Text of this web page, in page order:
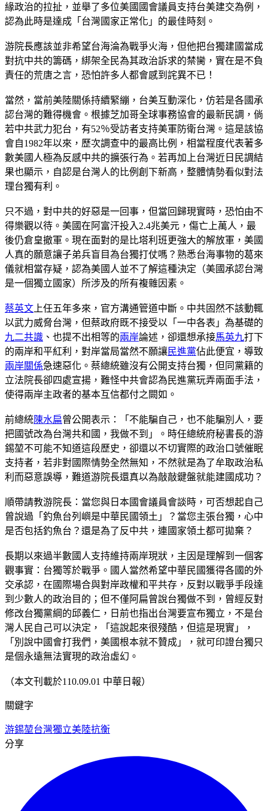
緣政治的拉扯，並舉了多位美國國會議員支持台美建交為例，
認為此時是達成「台灣國家正常化」的最佳時刻。
游院長應該並非希望台海淪為戰爭火海，但他把台獨建國當成
對抗中共的籌碼，綁架全民為其政治訴求的禁臠，實在是不負
責任的荒唐之言，恐怕許多人都會感到詫異不已！
當然，當前美陸關係持續緊繃，台美互動深化，仿若是各國承
認台灣的難得機會。根據芝加哥全球事務協會的最新民調，倘
若中共武力犯台，有52％受訪者支持美軍防衛台灣。這是該協
會自1982年以來，歷次調查中的最高比例，相當程度代表著多
數美國人極為反感中共的擴張行為。若再加上台灣近日民調結
果也顯示，自認是台灣人的比例創下新高，整體情勢看似對法
理台獨有利。
只不過，對中共的好惡是一回事，但當回歸現實時，恐怕由不
得樂觀以待。美國在阿富汗投入2.4兆美元，傷亡上萬人，最
後仍倉皇撤軍。現在面對的是比塔利班更強大的解放軍，美國
人真的願意讓子弟兵盲目為台獨打仗嗎？熟悉台海事物的葛來
儀就相當存疑，認為美國人並不了解這種決定（美國承認台灣
是一個獨立國家）所涉及的所有複雜因素。
蔡英文 上任五年多來，官方溝通管道中斷。中共固然不該動輒
以武力威脅台灣，但蔡政府既不接受以「一中各表」為基礎的
九二共識 、也提不出相等的兩岸論述，卻還想承接馬英九打下
的兩岸和平紅利，對岸當局當然不願讓民進黨佔此便宜，導致
兩岸關係急速惡化。蔡總統雖沒有公開支持台獨，但同黨籍的
立法院長卻四處宣揚，難怪中共會認為民進黨玩弄兩面手法，
使得兩岸主政者的基本互信都付之闕如。
前總統陳水扁曾公開表示：「不能騙自己，也不能騙別人，要
把國號改為台灣共和國，我做不到」。時任總統府秘書長的游
錫堃不可能不知道這段歷史，卻還以不切實際的政治口號催眠
支持者，若非對國際情勢全然無知，不然就是為了牟取政治私
利而惡意誤導，難道游院長還真以為敲敲鍵盤就能建國成功？
順帶請教游院長：當您與日本國會議員會談時，可否想起自己
曾說過「釣魚台列嶼是中華民國領土」？當您主張台獨，心中
是否包括釣魚台？還是為了反中共，連國家領土都可拋棄？
長期以來過半數國人支持維持兩岸現狀，主因是理解到一個客
觀事實：台獨等於戰爭。國人當然希望中華民國獲得各國的外
交承認，在國際場合與對岸政權和平共存，反對以戰爭手段達
到少數人的政治目的；但不僅阿扁曾說台獨做不到，曾經反對
修改台獨黨綱的邱義仁，日前也指出台灣要宣布獨立，不是台
灣人民自己可以決定，「這說起來很殘酷，但這是現實」，
「別說中國會打我們，美國根本就不贊成」，就可印證台獨只
是個永遠無法實現的政治虛幻。
（本文刊載於110.09.01 中華日報）
關鍵字
游錫堃台灣獨立美陸抗衡
分享